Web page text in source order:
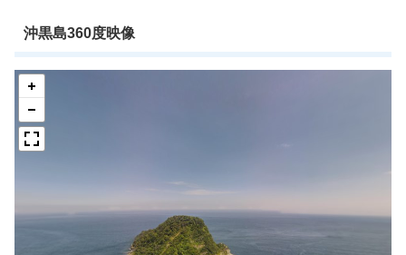
沖黒島360度映像